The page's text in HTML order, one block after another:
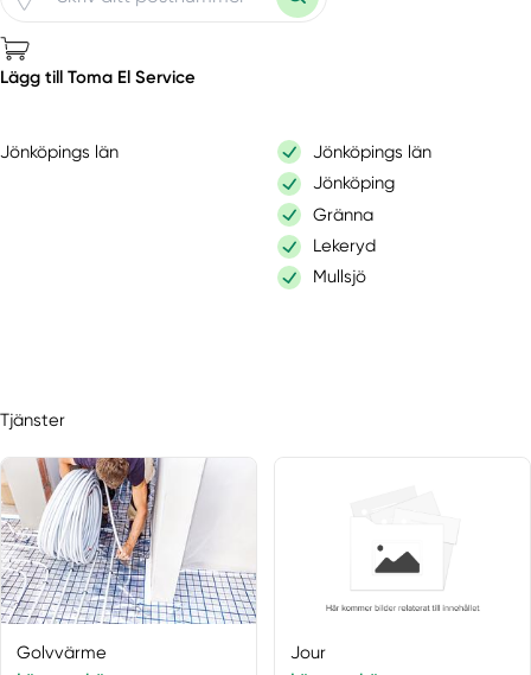
Lägg till Toma El Service
Jönköpings län
Jönköpings län
Jönköping
Gränna
Lekeryd
Mullsjö
Tjänster
Golvvärme
Jour